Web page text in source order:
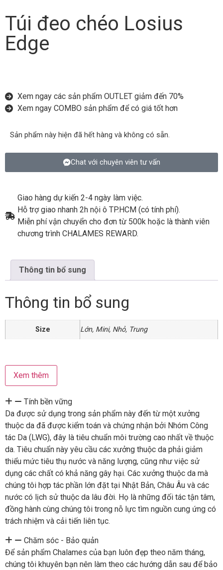
Túi đeo chéo Losius
Edge
Xem ngay các sản phẩm OUTLET giảm đến 70%
Xem ngay COMBO sản phẩm để có giá tốt hơn
Sản phẩm này hiện đã hết hàng và không có sẵn.
Chat với chuyên viên tư vấn
Giao hàng dự kiến 2-4 ngày làm việc.
Hỗ trợ giao nhanh 2h nội ô TP.HCM (có tính phí).
Miễn phí vận chuyển cho đơn từ 500k hoặc là thành viên
chương trình CHALAMES REWARD.
Thông tin bổ sung
Thông tin bổ sung
Size Lớn, Mini, Nhỏ, Trung
Xem thêm
Tính bền vững
Da được sử dụng trong sản phẩm này đến từ một xưởng
thuộc da đã được kiểm toán và chứng nhận bởi Nhóm Công
tác Da (LWG), đây là tiêu chuẩn môi trường cao nhất về thuộc
da. Tiêu chuẩn này yêu cầu các xưởng thuộc da phải giảm
thiểu mức tiêu thụ nước và năng lượng, cũng như việc sử
dụng các chất có khả năng gây hại. Các xưởng thuộc da mà
chúng tôi hợp tác phần lớn đặt tại Nhật Bản, Châu Âu và các
nước có lịch sử thuộc da lâu đời. Họ là những đối tác tận tâm,
đồng hành cùng chúng tôi trong nỗ lực tìm nguồn cung ứng có
trách nhiệm và cải tiến liên tục.
Chăm sóc - Bảo quản
Để sản phẩm Chalames của bạn luôn đẹp theo năm tháng,
chúng tôi khuyên bạn nên làm theo các hướng dẫn sau để bảo